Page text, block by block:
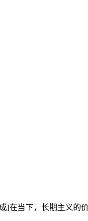
]在当下，长期主义的